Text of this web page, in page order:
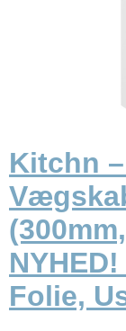
Kitchn
Folie,